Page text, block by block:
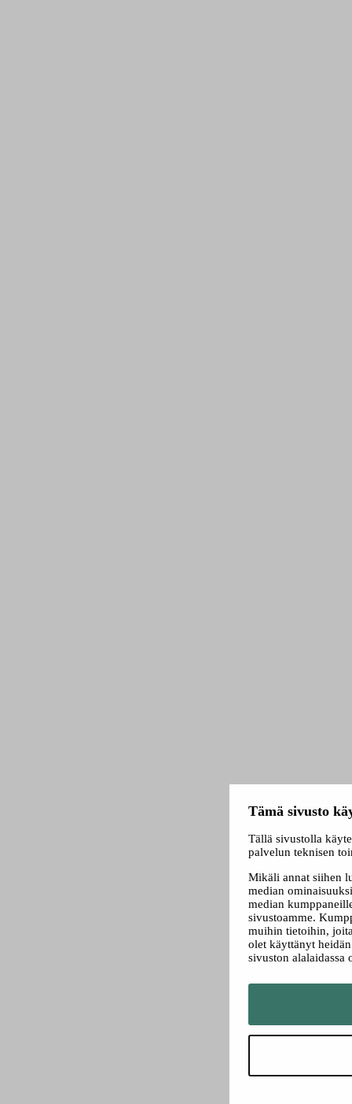
Tämä sivusto
Tällä sivustolla
palvelun teknisen
Mikäli annat siihen
median
median
sivustoamme.
muihin tietoihin,
olet käyttänyt
sivuston alalaidassa